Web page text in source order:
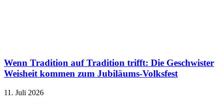
Wenn Tradition auf Tradition trifft: Die Geschwister
Weisheit kommen zum Jubiläums-Volksfest
11. Juli 2026